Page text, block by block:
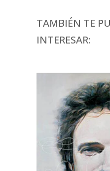
TAMBIÉN TE
INTERESAR: